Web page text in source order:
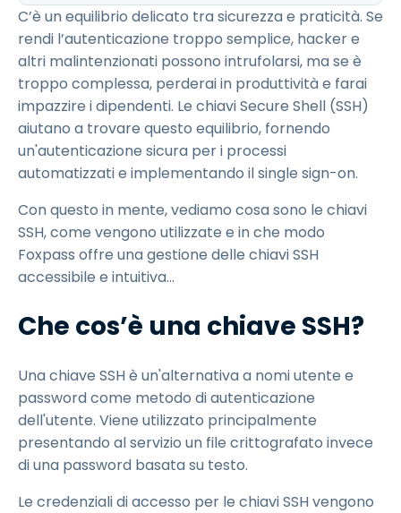
C’è un equilibrio delicato tra sicurezza e praticità. Se
rendi l’autenticazione troppo semplice, hacker e
altri malintenzionati possono intrufolarsi, ma se è
troppo complessa, perderai in produttività e farai
impazzire i dipendenti. Le chiavi Secure Shell (SSH)
aiutano a trovare questo equilibrio, fornendo
un'autenticazione sicura per i processi
automatizzati e implementando il single sign-on.
Con questo in mente, vediamo cosa sono le chiavi
SSH, come vengono utilizzate e in che modo
Foxpass offre una gestione delle chiavi SSH
accessibile e intuitiva...
Che cos’è una chiave SSH?
Una chiave SSH è un'alternativa a nomi utente e
password come metodo di autenticazione
dell'utente. Viene utilizzato principalmente
presentando al servizio un file crittografato invece
di una password basata su testo.
Le credenziali di accesso per le chiavi SSH vengono